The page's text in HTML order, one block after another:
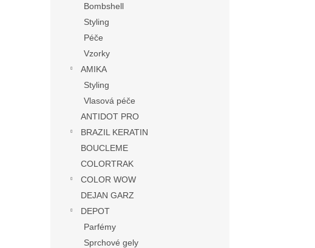
Bombshell
Styling
Péče
Vzorky
AMIKA
Styling
Vlasová péče
ANTIDOT PRO
BRAZIL KERATIN
BOUCLEME
COLORTRAK
COLOR WOW
DEJAN GARZ
DEPOT
Parfémy
Sprchové gely